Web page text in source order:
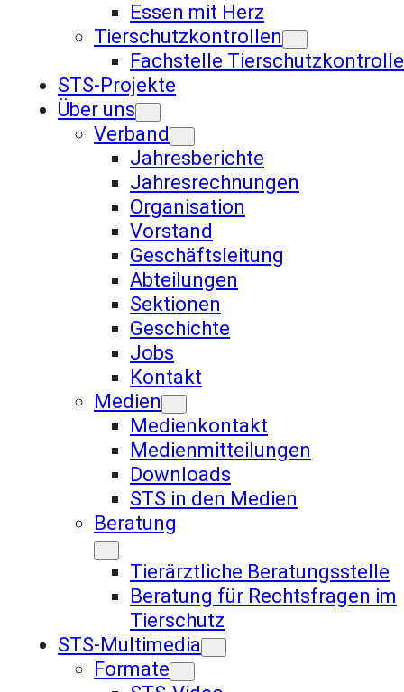
Essen mit Herz
Tierschutzkontrollen
Fachstelle
STS-Projekte
Über uns
Verband
Jahresberichte
Jahresrechnungen
Organisation
Vorstand
Geschäftsleitung
Abteilungen
Sektionen
Geschichte
Jobs
Kontakt
Medien
Medienkontakt
Medienmitteilungen
Downloads
STS in den Medien
Beratung
Tierärztliche Beratungsstelle
Beratung für Rechtsfragen im
Tierschutz
STS-Multimedia
Formate